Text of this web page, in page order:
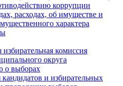
коррупции
расходах, об имуществе и
характера
избирательная комиссия
округа
о выборах
и избирательных